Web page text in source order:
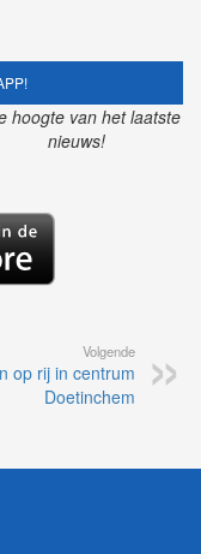
hoogte van het laatste
nieuws!
Volgende
op rij in centrum
Doetinchem